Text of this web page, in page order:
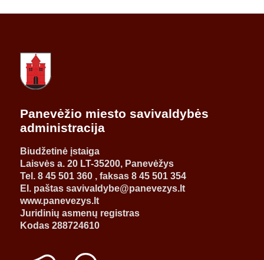
Panevėžio miesto savivaldybės
administracija
Biudžetinė įstaiga
Laisvės a. 20 LT-35200, Panevėžys
Tel. 8 45 501 360 , faksas 8 45 501 354
El. paštas savivaldybe@panevezys.lt
www.panevezys.lt
Juridinių asmenų registras
Kodas 288724610